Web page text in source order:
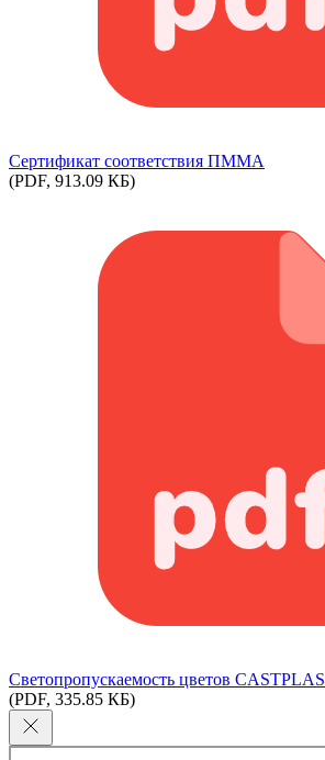
Сертификат соответствия ПММА
(PDF, 913.09 КБ)
Светопропускаемость цветов CASTPLAS
(PDF, 335.85 КБ)